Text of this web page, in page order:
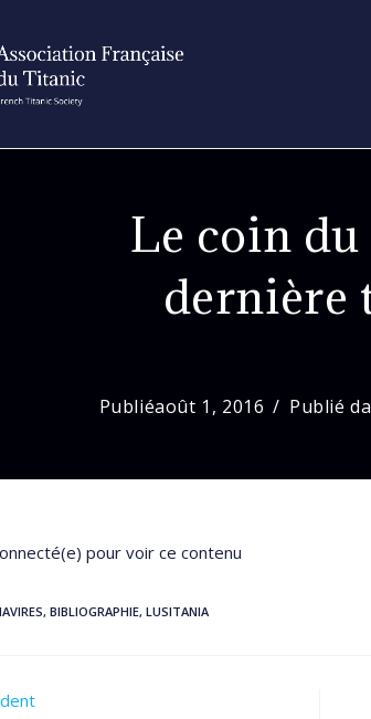
Le coin du
dernière
Publiéaoût 1, 2016 Publié
pour voir ce contenu
, BIBLIOGRAPHIE, LUSITANIA